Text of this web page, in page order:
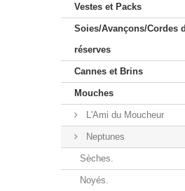
Vestes et Packs
Soies/Avançons/Cordes
réserves
Cannes et Brins
Mouches
L'Ami du Moucheur
Neptunes
Sèches.
Noyés.